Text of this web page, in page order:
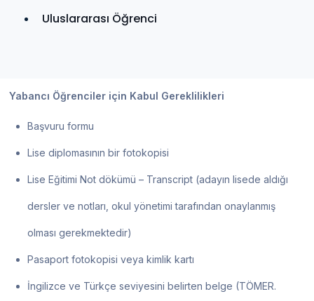
Uluslararası Öğrenci
Yabancı Öğrenciler için Kabul Gereklilikleri
Başvuru formu
Lise diplomasının bir fotokopisi
Lise Eğitimi Not dökümü – Transcript (adayın lisede aldığı
dersler ve notları, okul yönetimi tarafından onaylanmış
olması gerekmektedir)
Pasaport fotokopisi veya kimlik kartı
İngilizce ve Türkçe seviyesini belirten belge (TÖMER.